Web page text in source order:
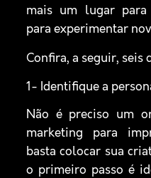
mais um lugar para
para experimentar
Confira, a seguir, seis
1- Identifique a
Não é preciso um
marketing para
basta colocar sua
o primeiro passo é